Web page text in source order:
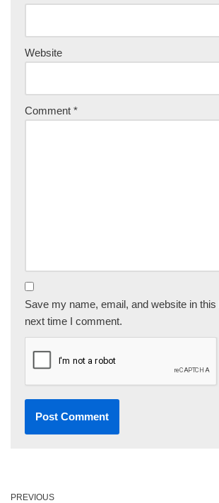
Website
Comment *
Save my name, email, and website in
next time I comment.
PREVIOUS